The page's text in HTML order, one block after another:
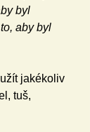
byl
aby byl
jakékoliv
tuš,